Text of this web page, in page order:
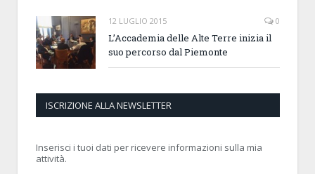
12 LUGLIO 2015 0
L’Accademia delle Alte Terre inizia il
suo percorso dal Piemonte
ISCRIZIONE ALLA NEWSLETTER
Inserisci i tuoi dati per ricevere informazioni sulla mia
attività.